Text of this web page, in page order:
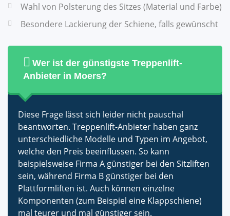
Wahl von Polsterung des Sitzes (Material und Farbe)
Besondere Lackierung der Schiene, falls gewünscht
Wer ist der günstigste Treppenlift-
Anbieter in Moers?
Diese Frage lässt sich leider nicht pauschal
beantworten. Treppenlift-Anbieter haben ganz
unterschiedliche Modelle und Typen im Angebot,
welche den Preis beeinflussen. So kann
beispielsweise Firma A günstiger bei den Sitzliften
sein, während Firma B günstiger bei den
Plattformliften ist. Auch können einzelne
Komponenten (zum Beispiel eine Klappschiene)
mal teurer und mal günstiger sein.